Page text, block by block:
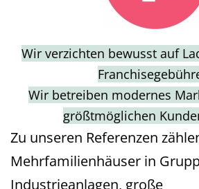
Wir verzichten bewusst auf
Wir betreiben modernes
größtmöglichen
Zu unseren Referenzen
Mehrfamilienhäuser in
Industrieanlagen, große